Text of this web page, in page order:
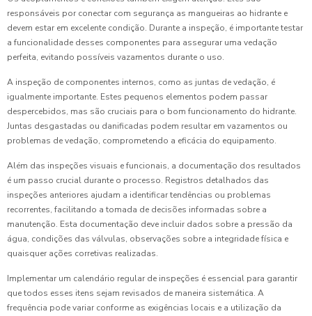
responsáveis por conectar com segurança as mangueiras ao hidrante e
devem estar em excelente condição. Durante a inspeção, é importante testar
a funcionalidade desses componentes para assegurar uma vedação
perfeita, evitando possíveis vazamentos durante o uso.
A inspeção de componentes internos, como as juntas de vedação, é
igualmente importante. Estes pequenos elementos podem passar
despercebidos, mas são cruciais para o bom funcionamento do hidrante.
Juntas desgastadas ou danificadas podem resultar em vazamentos ou
problemas de vedação, comprometendo a eficácia do equipamento.
Além das inspeções visuais e funcionais, a documentação dos resultados
é um passo crucial durante o processo. Registros detalhados das
inspeções anteriores ajudam a identificar tendências ou problemas
recorrentes, facilitando a tomada de decisões informadas sobre a
manutenção. Esta documentação deve incluir dados sobre a pressão da
água, condições das válvulas, observações sobre a integridade física e
quaisquer ações corretivas realizadas.
Implementar um calendário regular de inspeções é essencial para garantir
que todos esses itens sejam revisados de maneira sistemática. A
frequência pode variar conforme as exigências locais e a utilização da